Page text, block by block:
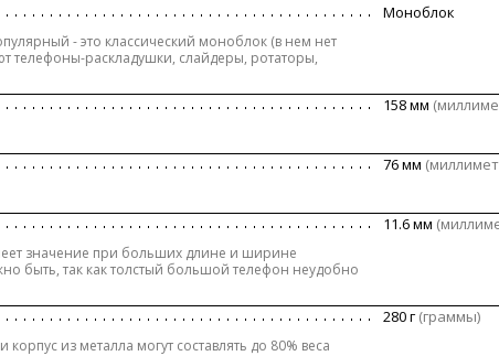
- это классический моноблок (в нем нет
телефоны-раскладушки, слайдеры, ротаторы,
Моноблок
158 мм
76 мм
значение при больших длине и ширине
быть, так как толстый большой телефон неудобно
11.6 мм
из металла могут составлять до 80% веса
280 г(граммы)